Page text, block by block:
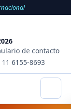
de contacto
6155-8693